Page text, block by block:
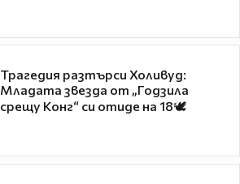
Трагедия разтърси Холивуд:
Младата звезда от „Годзила
срещу Конг“ си отиде на 18🕊️